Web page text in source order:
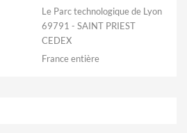
Le Parc technologique de Lyon
69791 - SAINT PRIEST
CEDEX